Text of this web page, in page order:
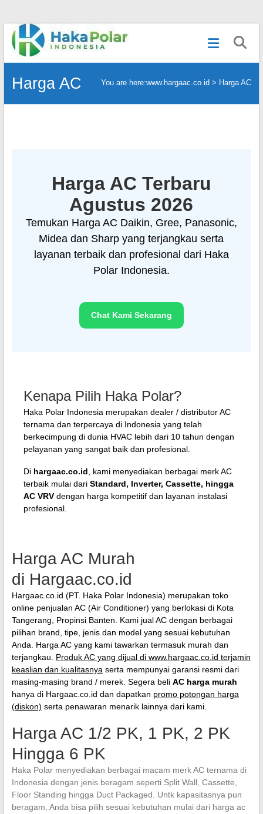
Skip
content
Telp
:
(021)
Harga AC You are here:www.hargaac.co.id > Harga AC
Harga AC Terbaru
Agustus 2026
Temukan Harga AC Daikin, Gree, Panasonic,
Midea dan Sharp yang terjangkau serta
layanan terbaik dan profesional dari Haka
Polar Indonesia.
Chat Kami Sekarang
Kenapa Pilih Haka Polar?
Haka Polar Indonesia merupakan dealer / distributor AC
ternama dan terpercaya di Indonesia yang telah
berkecimpung di dunia HVAC lebih dari 10 tahun dengan
pelayanan yang sangat baik dan profesional.
Di hargaac.co.id , kami menyediakan berbagai merk AC
terbaik mulai dari Standard, Inverter, Cassette, hingga
AC VRVdengan harga kompetitif dan layanan instalasi
profesional.
Harga AC Murah
di Hargaac.co.id
Hargaac.co.id (PT. Haka Polar Indonesia) merupakan toko
online penjualan AC (Air Conditioner) yang berlokasi di Kota
Tangerang, Propinsi Banten. Kami jual AC dengan berbagai
pilihan brand, tipe, jenis dan model yang sesuai kebutuhan
Anda. Harga AC yang kami tawarkan termasuk murah dan
terjangkau. Produk AC yang dijual di www.hargaac.co.id terjamin
keaslian dan kualitasnya serta mempunyai garansi resmi dari
masing-masing brand / merek. Segera beli AC harga murah
hanya di Hargaac.co.id dan dapatkan promo potongan harga
(diskon) serta penawaran menarik lainnya dari kami.
Harga AC 1/2 PK, 1 PK, 2 PK
Hingga 6 PK
Haka Polar menyediakan berbagai macam merk AC ternama di
Indonesia dengan jenis beragam seperti Split Wall, Cassette,
Floor Standing hingga Duct Packaged. Untk kapasitasnya pun
beragam, Anda bisa pilih sesuai kebutuhan mulai dari harga ac